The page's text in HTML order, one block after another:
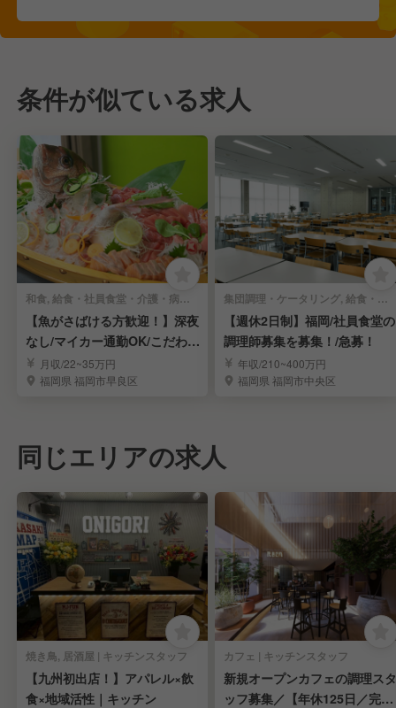
条件が似ている求人
和食, 給食・社員食堂・介護・病院 | キッチンスタッフ
【魚がさばける方歓迎！】深夜
なし/マイカー通勤OK/こだわり
和食調理★
月収/22~35万円
福岡県 福岡市早良区
集団調理・ケータリング, 給食・社員食堂・介護・病院 | キッチンスタッフ
【週休2日制】福岡/社員食堂の
調理師募集を募集！/急募！
年収/210~400万円
福岡県 福岡市中央区
同じエリアの求人
焼き鳥, 居酒屋 | キッチンスタッフ
【九州初出店！】アパレル×飲
食×地域活性｜キッチン
カフェ | キッチンスタッフ
新規オープンカフェの調理スタ
ッフ募集／【年休125日／完全